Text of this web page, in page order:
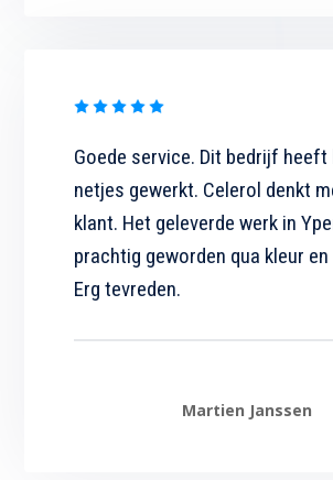
Goede service. Dit bedrijf
netjes gewerkt. Celerol denkt
klant. Het geleverde werk in
prachtig geworden qua kleur
Erg tevreden.
Martien Janssen